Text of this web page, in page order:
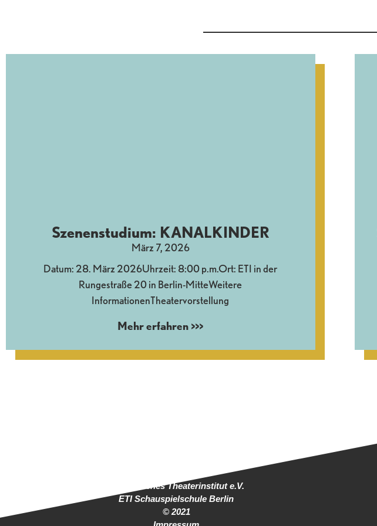
Szenenstudium: KANALKINDER
März 7, 2026
Datum: 28. März 2026Uhrzeit: 8:00 p.m.Ort: ETI in der
Rungestraße 20 in Berlin-MitteWeitere
InformationenTheatervorstellung
Mehr erfahren >>>
Europäisches Theaterinstitut e.V.
ETI Schauspielschule Berlin
© 2021